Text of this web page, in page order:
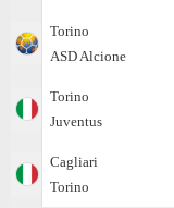
Torino
ASD Alcione
Torino
Juventus
Cagliari
Torino